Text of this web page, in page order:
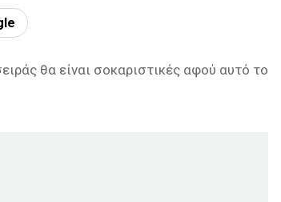
θα είναι σοκαριστικές αφού αυτό το